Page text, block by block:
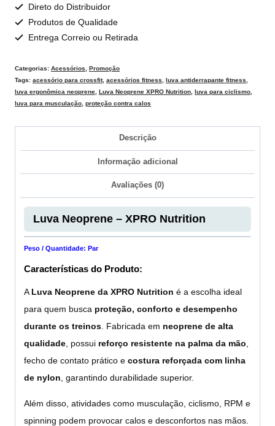
Direto do Distribuidor
Produtos de Qualidade
Entrega Correio ou Retirada
Categorias: Acessórios
Promoção
Tags: acessório para crossfit, acessórios fitness luva antiderrapante fitness
luva ergonômica neoprene Luva Neoprene XPRO Nutrition luva para ciclismo
luva para musculação proteção contra calos
Descrição
Informação adicional
Avaliações (0)
Luva Neoprene – XPRO Nutrition
Peso / Quantidade: Par
Características do Produto:
A Luva Neoprene da XPRO Nutrition é a escolha ideal
para quem busca proteção, conforto e desempenho
durante os treinos . Fabricada em neoprene de alta
qualidade , possui reforço resistente na palma da mão
fecho de contato prático e costura reforçada com linha
de nylon , garantindo durabilidade superior.
Além disso, atividades como musculação, ciclismo, RPM e
spinning podem provocar calos e desconfortos nas mãos.